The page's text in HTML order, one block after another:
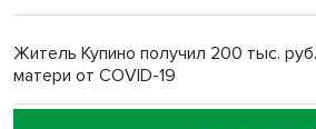
Житель Купино получил 200 тыс.
матери от COVID-19